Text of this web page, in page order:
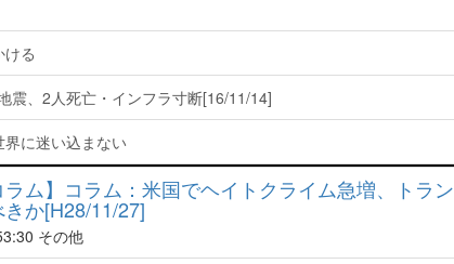
ける
震、2人死亡・インフラ寸断[16/11/14]
に迷い込まない
ラム】コラム：米国でヘイトクライム急増、トラン
か[H28/11/27]
その他